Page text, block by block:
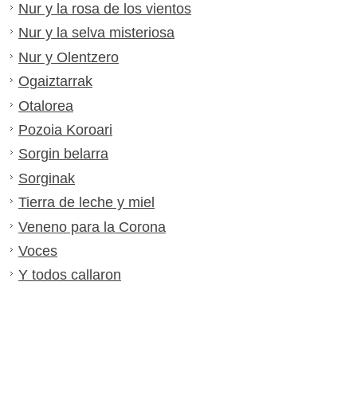
Nur y la rosa de los vientos
Nur y la selva misteriosa
Nur y Olentzero
Ogaiztarrak
Otalorea
Pozoia Koroari
Sorgin belarra
Sorginak
Tierra de leche y miel
Veneno para la Corona
Voces
Y todos callaron